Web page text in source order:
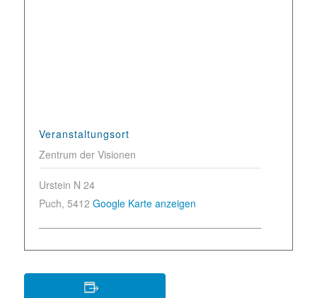
Veranstaltungsort
Zentrum der Visionen
Urstein N 24
Puch, 5412 Google Karte anzeigen